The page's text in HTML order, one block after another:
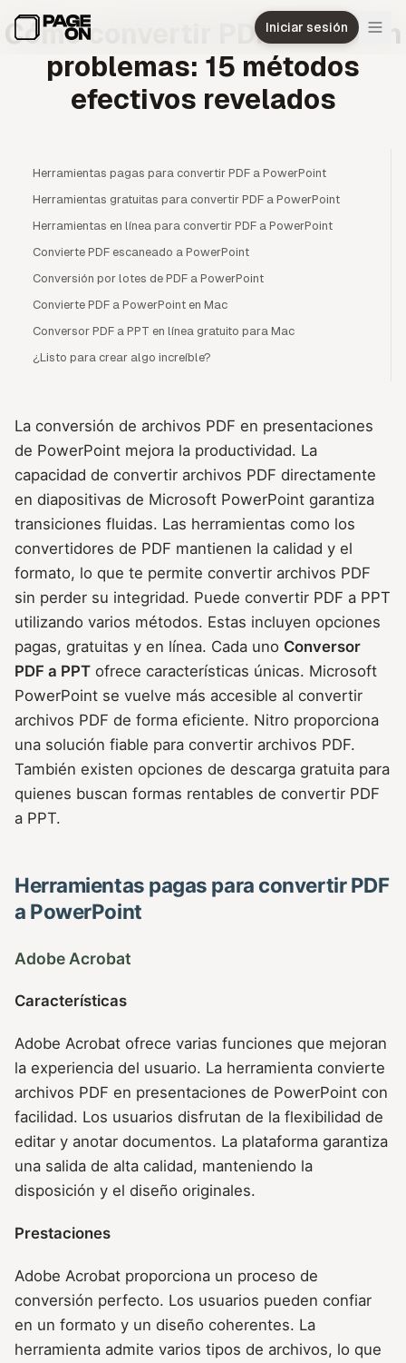
Iniciar sesión
Cómo convertir PDF a PPT sin
problemas: 15 métodos
efectivos revelados
Herramientas pagas para convertir PDF a PowerPoint
Herramientas gratuitas para convertir PDF a PowerPoint
Herramientas en línea para convertir PDF a PowerPoint
Convierte PDF escaneado a PowerPoint
Conversión por lotes de PDF a PowerPoint
Convierte PDF a PowerPoint en Mac
Conversor PDF a PPT en línea gratuito para Mac
¿Listo para crear algo increíble?
La conversión de archivos PDF en presentaciones
de PowerPoint mejora la productividad. La
capacidad de convertir archivos PDF directamente
en diapositivas de Microsoft PowerPoint garantiza
transiciones fluidas. Las herramientas como los
convertidores de PDF mantienen la calidad y el
formato, lo que te permite convertir archivos PDF
sin perder su integridad. Puede convertir PDF a PPT
utilizando varios métodos. Estas incluyen opciones
pagas, gratuitas y en línea. Cada uno Conversor
PDF a PPT ofrece características únicas. Microsoft
PowerPoint se vuelve más accesible al convertir
archivos PDF de forma eficiente. Nitro proporciona
una solución fiable para convertir archivos PDF.
También existen opciones de descarga gratuita para
quienes buscan formas rentables de convertir PDF
a PPT.
Herramientas pagas para convertir PDF
a PowerPoint
Adobe Acrobat
Características
Adobe Acrobat ofrece varias funciones que mejoran
la experiencia del usuario. La herramienta convierte
archivos PDF en presentaciones de PowerPoint con
facilidad. Los usuarios disfrutan de la flexibilidad de
editar y anotar documentos. La plataforma garantiza
una salida de alta calidad, manteniendo la
disposición y el diseño originales.
Prestaciones
Adobe Acrobat proporciona un proceso de
conversión perfecto. Los usuarios pueden confiar
en un formato y un diseño coherentes. La
herramienta admite varios tipos de archivos, lo que